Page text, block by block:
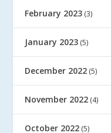
February 2023 (3)
January 2023 (5)
December 2022 (5)
November 2022 (4)
October 2022 (5)